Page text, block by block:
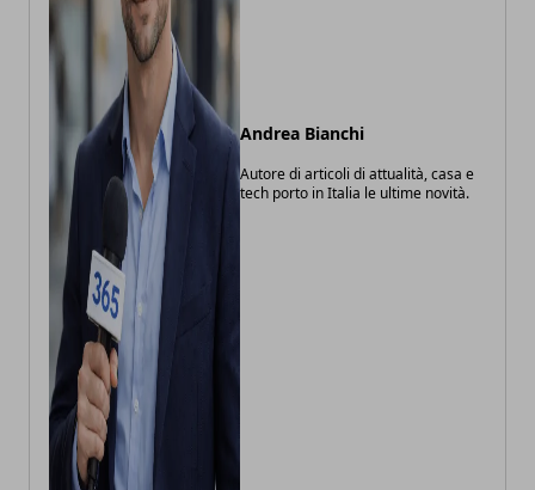
Andrea Bianchi
Autore di articoli di attualità, casa e
tech porto in Italia le ultime novità.